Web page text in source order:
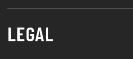
LEGAL